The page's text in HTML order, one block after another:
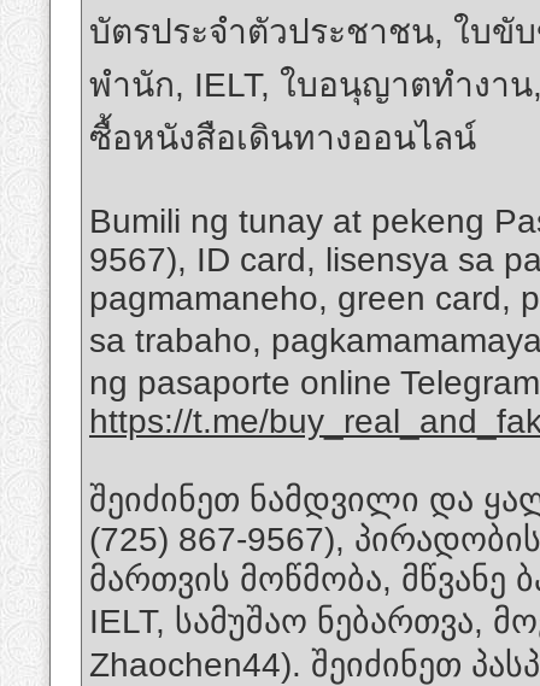
บัตรประจำตัวประชาชน, ใบขั
พำนัก, IELT, ใบอนุญาตทำงา
ซื้อหนังสือเดินทางออนไลน์
Bumili ng tunay at pekeng
9567), ID card, lisensya sa
pagmamaneho, green card,
sa trabaho,
ng pasaporte online
https://t.me/
შეიძინეთ ნამდვილი და
(725) 867-9567),
მართვის მოწმობა, მწვანე
IELT, სამუშაო ნებართვა,
Zhaochen44). შეიძინეთ